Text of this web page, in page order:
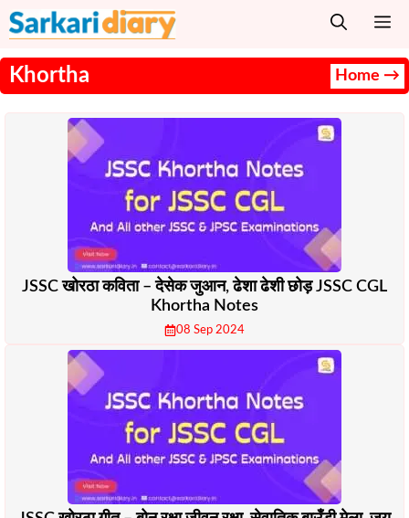
Skip
to
content
Khortha Home →
JSSC खोरठा कविता – देसेक जुआन, ढेशा ढेशी छोड़ JSSC CGL
Khortha Notes
08 Sep 2024